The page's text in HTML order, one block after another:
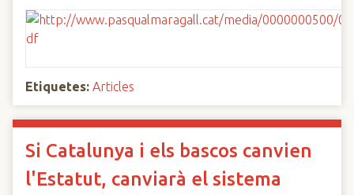
Etiquetes: Articles
Si Catalunya i els bascos canvien
l'Estatut, canviarà el sistema